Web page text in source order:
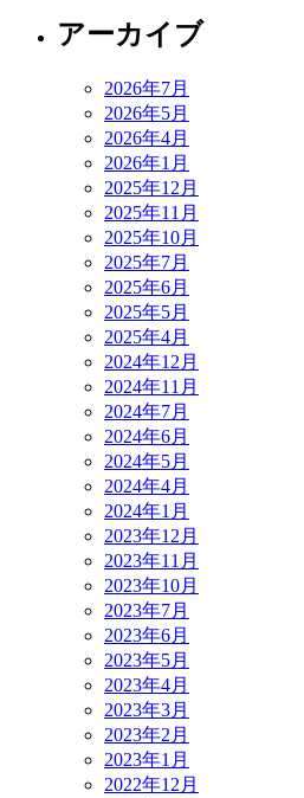
アーカイブ
2026年7月
2026年5月
2026年4月
2026年1月
2025年12月
2025年11月
2025年10月
2025年7月
2025年6月
2025年5月
2025年4月
2024年12月
2024年11月
2024年7月
2024年6月
2024年5月
2024年4月
2024年1月
2023年12月
2023年11月
2023年10月
2023年7月
2023年6月
2023年5月
2023年4月
2023年3月
2023年2月
2023年1月
2022年12月